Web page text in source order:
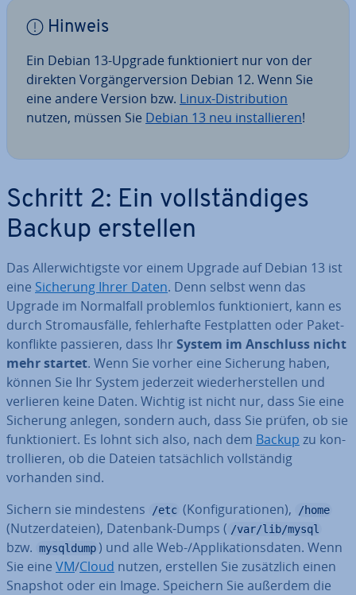
Hinweis
Ein Debian 13-Upgrade funk­tio­niert nur von der
direkten Vor­gän­ger­ver­si­on Debian 12. Wenn Sie
eine andere Version bzw. Linux-Dis­tri­bu­ti­on
nutzen, müssen Sie Debian 13 neu in­stal­lie­ren!
Schritt 2: Ein voll­stän­di­ges
Backup erstellen
Das Al­ler­wich­tigs­te vor einem Upgrade auf Debian 13 ist
eine Sicherung Ihrer Daten. Denn selbst wenn das
Upgrade im Nor­mal­fall pro­blem­los funk­tio­niert, kann es
durch Strom­aus­fäl­le, feh­ler­haf­te Fest­plat­ten oder Pa­ket­
kon­flik­te passieren, dass Ihr System im Anschluss nicht
mehr startet. Wenn Sie vorher eine Sicherung haben,
können Sie Ihr System jederzeit wie­der­her­stel­len und
verlieren keine Daten. Wichtig ist nicht nur, dass Sie eine
Sicherung anlegen, sondern auch, dass Sie prüfen, ob sie
funk­tio­niert. Es lohnt sich also, nach dem Backup zu kon­
trol­lie­ren, ob die Dateien tat­säch­lich voll­stän­dig
vorhanden sind.
Sichern sie min­des­tens
/etc (Kon­fi­gu­ra­tio­nen), /home
(Nut­zer­da­tei­en), Datenbank-Dumps ( /var/lib/mysql
bzw. mysqldump ) und alle Web-/Ap­pli­ka­ti­ons­da­ten. Wenn
Sie eine VM/Cloud nutzen, erstellen Sie zu­sätz­lich einen
Snapshot oder ein Image. Speichern Sie außerdem die